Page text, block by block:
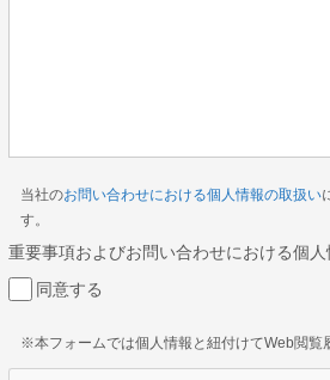
当社のお問い合わせにおける個人情報の取扱い
す。
重要事項およびお問い合わせにおける個
同意する
※本フォームでは個人情報と紐付けてWeb閲覧